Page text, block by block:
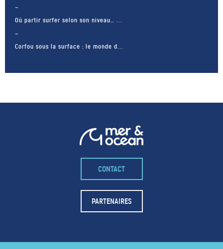
Où partir surfer selon son niveau… ...
Corfou sous la surface : le monde d...
– FACEBOOK –
POUR LIKER
TA MER
CONTACT
PARTENAIRES